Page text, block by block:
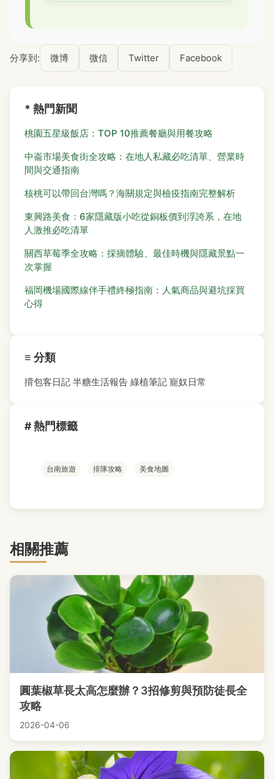
分享到: 微博 微信 Twitter Facebook
* 熱門新聞
桃園五星級飯店：TOP 10推薦餐廳與用餐攻略
中崙市場美食街全攻略：在地人私藏必吃清單、營業時
間與交通指南
核桃可以帶回台灣嗎？海關規定與檢疫指南完整解析
東興路美食：6家隱藏版小吃從銅板價到浮誇系，在地
人激推必吃清單
關西草莓季全攻略：採摘體驗、最佳時機與隱藏景點一
次掌握
福岡機場國際線伴手禮終極指南：人氣商品與避坑採買
心得
≡ 分類
揹包客日記 半糖生活報告 綠植筆記 寵奴日常
# 熱門標籤
台南旅遊 排隊攻略 美食地圖
相關推薦
圓葉椒草長太高怎麼辦？3招修剪與預防徒長全
攻略
2026-04-06